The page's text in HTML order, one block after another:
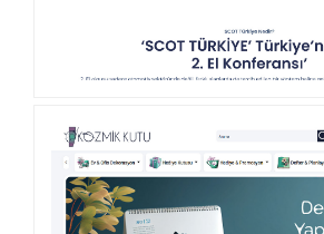
SCOT TÜRKIYE